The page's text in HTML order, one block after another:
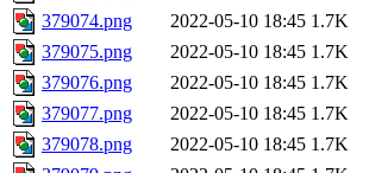
379074.png
2022-05-10 18:45 1.7K
379075.png
2022-05-10 18:45 1.7K
379076.png
2022-05-10 18:45 1.7K
379077.png
2022-05-10 18:45 1.7K
379078.png
2022-05-10 18:45 1.7K